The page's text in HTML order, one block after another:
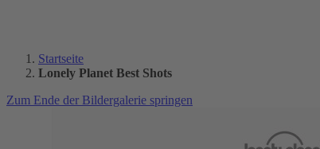
Startseite
Lonely Planet Best Shots
Zum Ende der Bildergalerie springen